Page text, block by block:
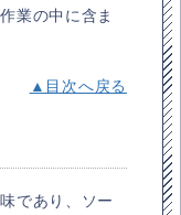
業の中に含ま
▲目次へ戻る
であり、ソー